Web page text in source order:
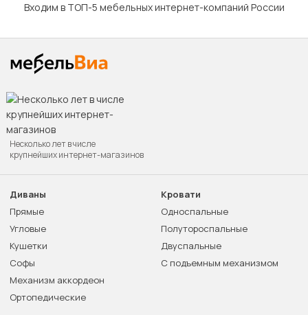
Входим в ТОП-5 мебельных интернет-компаний России
Несколько лет в числе
крупнейших интернет-магазинов
Диваны
Прямые
Угловые
Кушетки
Софы
Механизм аккордеон
Ортопедические
Кровати
Односпальные
Полутороспальные
Двуспальные
С подъемным механизмом